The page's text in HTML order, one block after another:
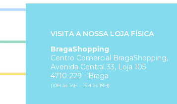
VISITA A NOSSA LOJA FÍSICA
BragaShopping
Centro Comercial BragaShopping,
Avenida Central 33, Loja 105
4710-229 - Braga
(10H às 14H - 15H às 19H)